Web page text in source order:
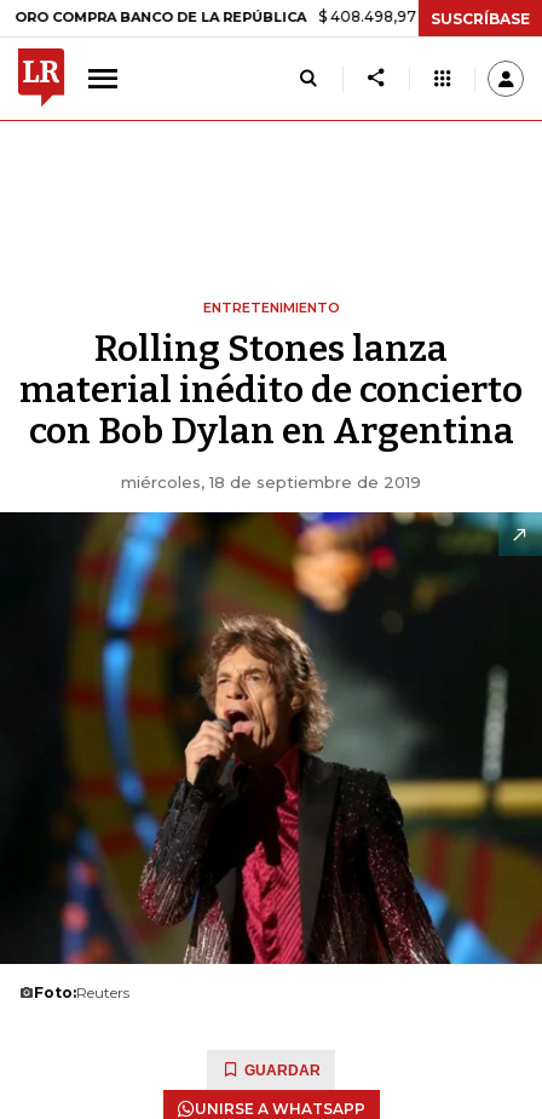
BANCO DE LA REPÚBLICA $ 408.498,97 +$ 8.753,81 +2,19%
SUSCRÍBASE
ENTRETENIMIENTO
Rolling Stones lanza
material inédito de concierto
con Bob Dylan en Argentina
miércoles, 18 de septiembre de 2019
Foto:Reuters
GUARDAR
UNIRSE A WHATSAPP